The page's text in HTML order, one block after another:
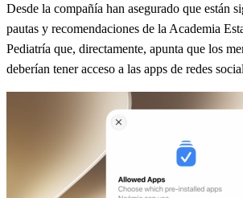
Desde la compañía han asegurado que están
pautas y recomendaciones de la Academia
Pediatría que, directamente, apunta que los
deberían tener acceso a las apps de redes